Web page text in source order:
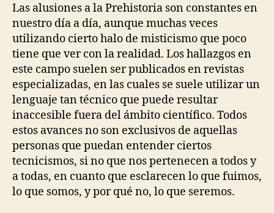
Las alusiones a la Prehistoria son constantes en
nuestro día a día, aunque muchas veces
utilizando cierto halo de misticismo que poco
tiene que ver con la realidad. Los hallazgos en
este campo suelen ser publicados en revistas
especializadas, en las cuales se suele utilizar un
lenguaje tan técnico que puede resultar
inaccesible fuera del ámbito científico. Todos
estos avances no son exclusivos de aquellas
personas que puedan entender ciertos
tecnicismos, si no que nos pertenecen a todos y
a todas, en cuanto que esclarecen lo que fuimos,
lo que somos, y por qué no, lo que seremos.